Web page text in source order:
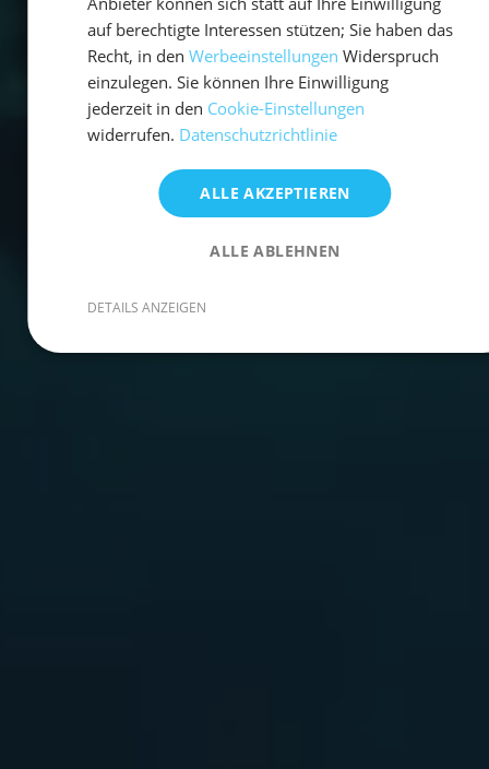
auf berechtigte Interessen stützen; Sie haben das
Recht, in den Werbeeinstellungen Widerspruch
einzulegen. Sie können Ihre Einwilligung
jederzeit in den Cookie-Einstellungen
widerrufen. Datenschutzrichtlinie
ALLE AKZEPTIEREN
ALLE ABLEHNEN
DETAILS ANZEIGEN